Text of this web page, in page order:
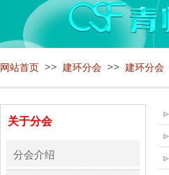
网站首页 >> 建环分会 >> 建环分会
关于分会
分会介绍